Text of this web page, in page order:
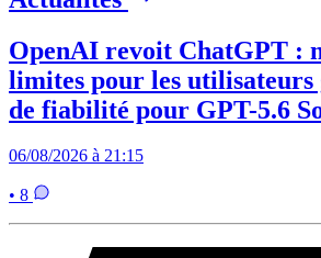
OpenAI revoit ChatGPT :
limites pour les
de fiabilité pour GPT-5.6
06/08/2026 à 21:15
• 8